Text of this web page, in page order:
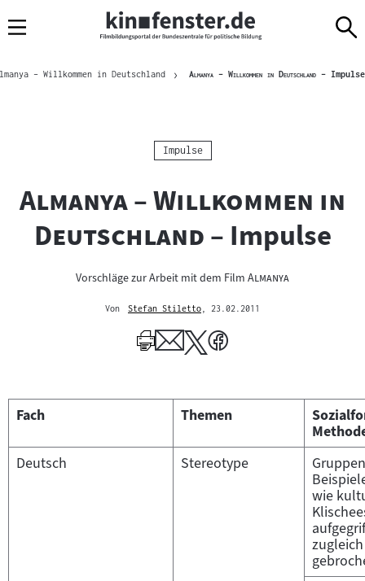
Navigation
zum
zur
amBrotkrümelnavigation
– Willkommen in Deutschland "
Almanya – Willkommen in Deutschland"– Impulse
Kategorie:
Impulse
"
Almanya – Willkommen in
Deutschland"– Impulse
Vorschläge zur Arbeit mit dem Film "
Almanya"
Von
Stefan Stiletto
zum
Author
, 23.02.2011
Fach Themen
Deutsch
Stereotype
wie